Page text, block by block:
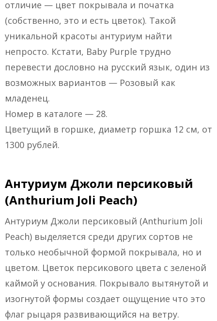
отличие — цвет покрывала и початка
(собственно, это и есть цветок). Такой
уникальной красоты антуриум найти
непросто. Кстати, Baby Purple трудно
перевести дословно на русский язык, один из
возможных вариантов — Розовый как
младенец.
Номер в каталоге — 28.
Цветущий в горшке, диаметр горшка 12 см, от
1300 рублей.
Антуриум Джоли персиковый
(Anthurium Joli Peach)
Антуриум Джоли персиковый (Anthurium Joli
Peach) выделяется среди других сортов не
только необычной формой покрывала, но и
цветом. Цветок персикового цвета с зеленой
каймой у основания. Покрывало вытянутой и
изогнутой формы создает ощущение что это
флаг рыцаря развивающийся на ветру.